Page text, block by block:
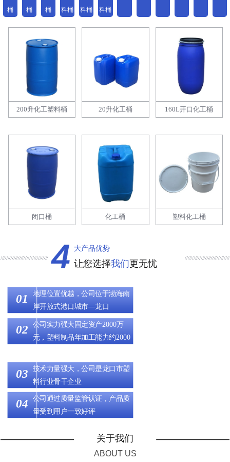
桶
桶
桶
料桶
料桶
料桶
200升化工塑料桶 20升化工桶 160L开口化工桶
闭口桶 化工桶 塑料化工桶
大产品优势
让您选择我们更无忧
地理位置优越，公司位于渤海南
岸开放式港口城市—龙口
公司实力强大固定资产2000万
元，塑料制品年加工能力约2000
技术力量强大，公司是龙口市塑
料行业骨干企业
公司通过质量监管认证，产品质
量受到用户一致好评
关于我们
ABOUT US